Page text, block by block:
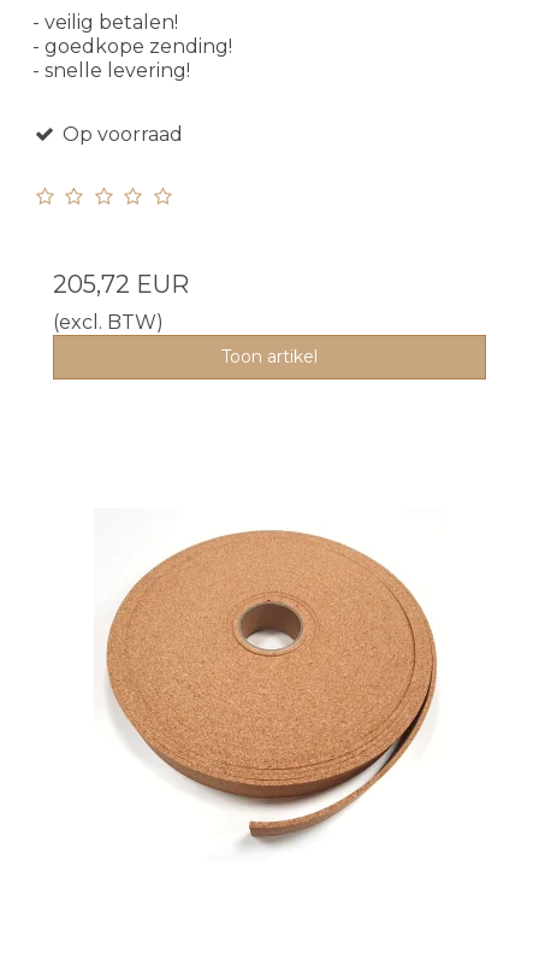
- veilig betalen!
- goedkope zending!
- snelle levering!
Op voorraad
205,72 EUR
(excl. BTW)
Toon artikel